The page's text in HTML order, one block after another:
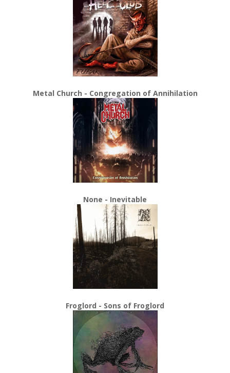
Metal Church - Congregation of Annihilation
None - Inevitable
Froglord - Sons of Froglord